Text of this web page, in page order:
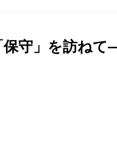
守」を訪ねて